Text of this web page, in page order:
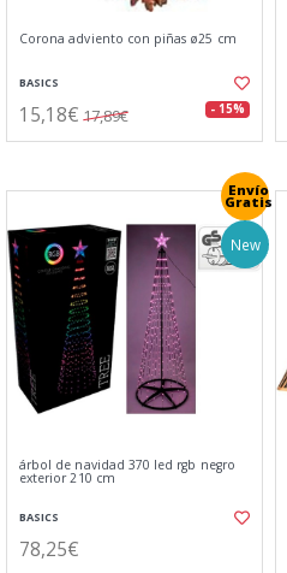
Corona adviento con piñas ø25 cm
BASICS
15,18€ 17,89€ - 15%
Envío
Gratis
New
árbol de navidad 370 led rgb negro
exterior 210 cm
BASICS
78,25€